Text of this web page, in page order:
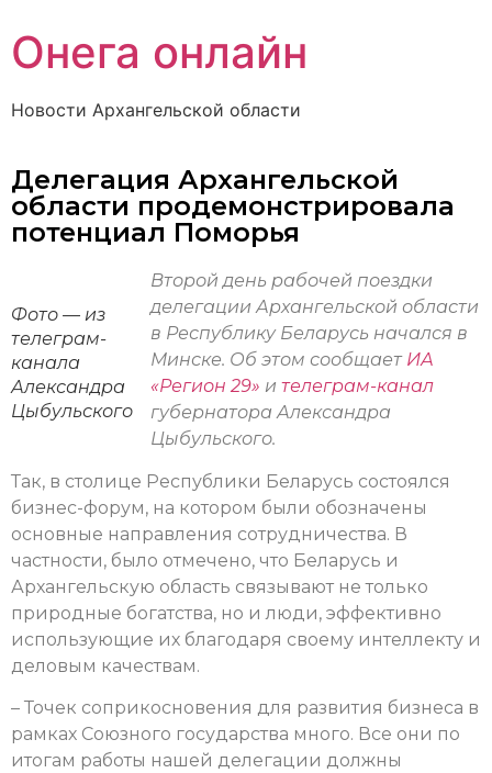
Онега онлайн
Новости Архангельской области
Делегация Архангельской
области продемонстрировала
потенциал Поморья
Фото — из
телеграм-
канала
Александра
Цыбульского
Второй день рабочей поездки
делегации Архангельской области
в Республику Беларусь начался в
Минске. Об этом сообщает ИА
«Регион 29» и телеграм-канал
губернатора Александра
Цыбульского.
Так, в столице Республики Беларусь состоялся
бизнес-форум, на котором были обозначены
основные направления сотрудничества. В
частности, было отмечено, что Беларусь и
Архангельскую область связывают не только
природные богатства, но и люди, эффективно
использующие их благодаря своему интеллекту и
деловым качествам.
– Точек соприкосновения для развития бизнеса в
рамках Союзного государства много. Все они по
итогам работы нашей делегации должны